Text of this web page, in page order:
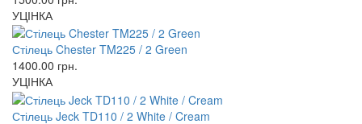
УЦІНКА
Стілець Chester TM225 / 2 Green
1400.00 грн.
УЦІНКА
Стілець Jeck TD110 / 2 White / Cream